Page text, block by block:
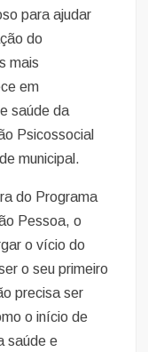
para ajudar
do
mais
em
saúde da
Psicossocial
municipal.
do Programa
Pessoa, o
o vício do
o seu primeiro
precisa ser
o início de
saúde e